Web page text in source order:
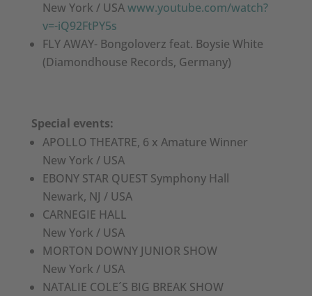
New York / USAwww.youtube.com/watch?
v=-iQ92FtPY5s
FLY AWAY- Bongoloverz feat. Boysie White
(Diamondhouse Records, Germany)
Special events:
APOLLO THEATRE, 6 x Amature Winner
New York / USA
EBONY STAR QUEST Symphony Hall
Newark, NJ / USA
CARNEGIE HALL
New York / USA
MORTON DOWNY JUNIOR SHOW
New York / USA
NATALIE COLE´S BIG BREAK SHOW